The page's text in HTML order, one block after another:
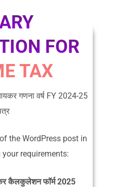
FOR
TAX
गणना वर्ष FY 2024-25
the WordPress post in
requirements:
कैलकुलेशन फॉर्म 2025